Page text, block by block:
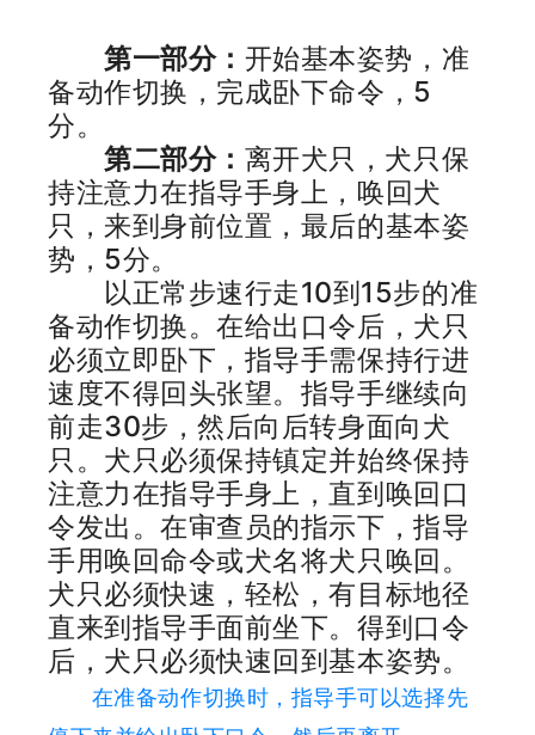
第一部分： 开始基本姿势，准
备动作切换，完成卧下命令，5
分。
第二部分： 离开犬只，犬只保
持注意力在指导手身上，唤回犬
只，来到身前位置，最后的基本姿
势，5分。
以正常步速行走10到15步的准
备动作切换。在给出口令后，犬只
必须立即卧下，指导手需保持行进
速度不得回头张望。指导手继续向
前走30步，然后向后转身面向犬
只。犬只必须保持镇定并始终保持
注意力在指导手身上，直到唤回口
令发出。在审查员的指示下，指导
手用唤回命令或犬名将犬只唤回。
犬只必须快速，轻松，有目标地径
直来到指导手面前坐下。得到口令
后，犬只必须快速回到基本姿势。
在准备动作切换时，指导手可以选择先